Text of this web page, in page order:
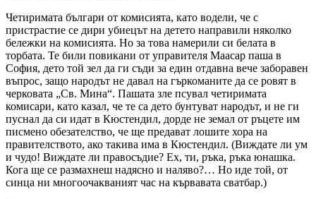
Четиримата българи от комисията, като водели, че с
пристрастие се дири убиецът на детето направили няколко
бележки на комисията. Но за това намерили си белата в
торбата. Те били повикани от управителя Маасар паша в
София, дето той зел да ги съди за един отдавна вече заборавен
въпрос, защо народът не давал на гъркоманите да се ровят в
черковата „Св. Мина“. Пашата зле псувал четиримата
комисари, като казал, че те са дето бунтуват народът, и не ги
пуснал да си идат в Кюстендил, дорде не земал от ръцете им
писмено обезателство, че ще предават лошите хора на
правителството, ако такива има в Кюстендил. (Виждате ли ум
и чудо! Виждате ли правосъдие? Ех, ти, ръка, ръка юнашка.
Кога ще се размахнеш надясно и наляво?… Но иде той, от
синца ни многоочакваният час на кървавата сватбар.)